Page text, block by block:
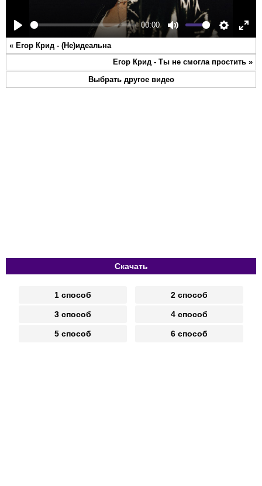
Play
00:00
Mute Settings
« Егор Крид - (Не)идеальна
Егор Крид - Ты не смогла простить »
Выбрать другое видео
Скачать
1 способ 2 способ
3 способ 4 способ
5 способ 6 способ